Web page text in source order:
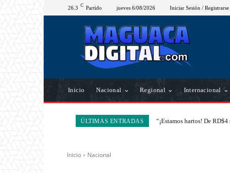
26.3 C Partido jueves 6/08/2026 Iniciar Sesión / Registrarse
Inicio Nacional Regional Internacional
ÚLTIMAS ENTRADAS “¡Estamos hartos! De
Inicio Nacional